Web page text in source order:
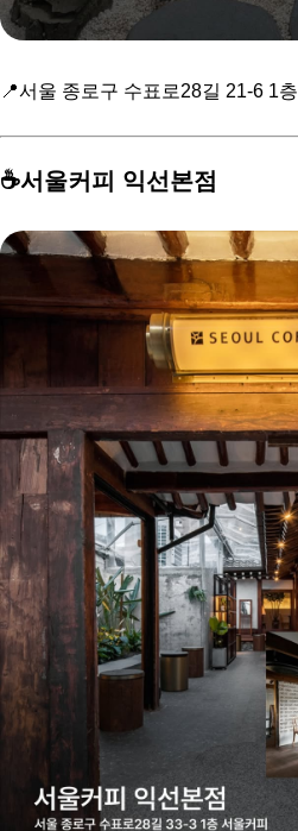
📍서울 종로구 수표로28길 21-6 1층
☕️서울커피 익선본점